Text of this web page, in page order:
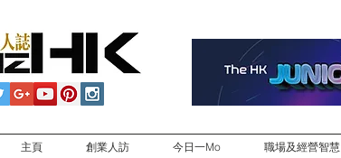
主頁 創業人訪 今日一Mo 職場及經營智慧